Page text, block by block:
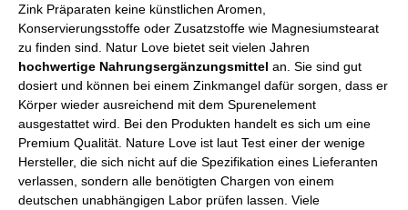
Zink Präparaten keine künstlichen Aromen,
Konservierungsstoffe oder Zusatzstoffe wie Magnesiumstearat
zu finden sind. Natur Love bietet seit vielen Jahren
hochwertige Nahrungsergänzungsmittel an. Sie sind gut
dosiert und können bei einem Zinkmangel dafür sorgen, dass er
Körper wieder ausreichend mit dem Spurenelement
ausgestattet wird. Bei den Produkten handelt es sich um eine
Premium Qualität. Nature Love ist laut Test einer der wenige
Hersteller, die sich nicht auf die Spezifikation eines Lieferanten
verlassen, sondern alle benötigten Chargen von einem
deutschen unabhängigen Labor prüfen lassen. Viele